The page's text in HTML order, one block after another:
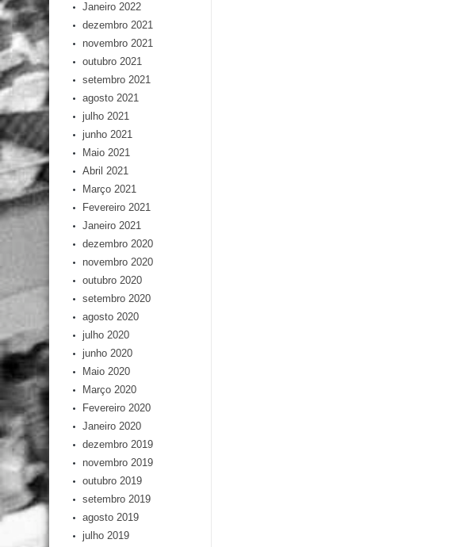
Janeiro 2022
dezembro 2021
novembro 2021
outubro 2021
setembro 2021
agosto 2021
julho 2021
junho 2021
Maio 2021
Abril 2021
Março 2021
Fevereiro 2021
Janeiro 2021
dezembro 2020
novembro 2020
outubro 2020
setembro 2020
agosto 2020
julho 2020
junho 2020
Maio 2020
Março 2020
Fevereiro 2020
Janeiro 2020
dezembro 2019
novembro 2019
outubro 2019
setembro 2019
agosto 2019
julho 2019